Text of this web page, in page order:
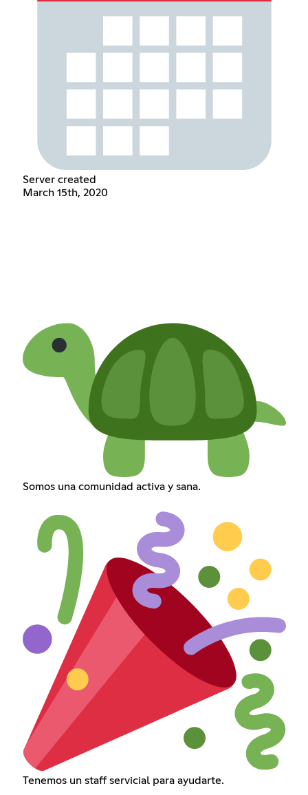
Server created
March 15th, 2020
Somos una comunidad activa y sana.
Tenemos un staff servicial para ayudarte.